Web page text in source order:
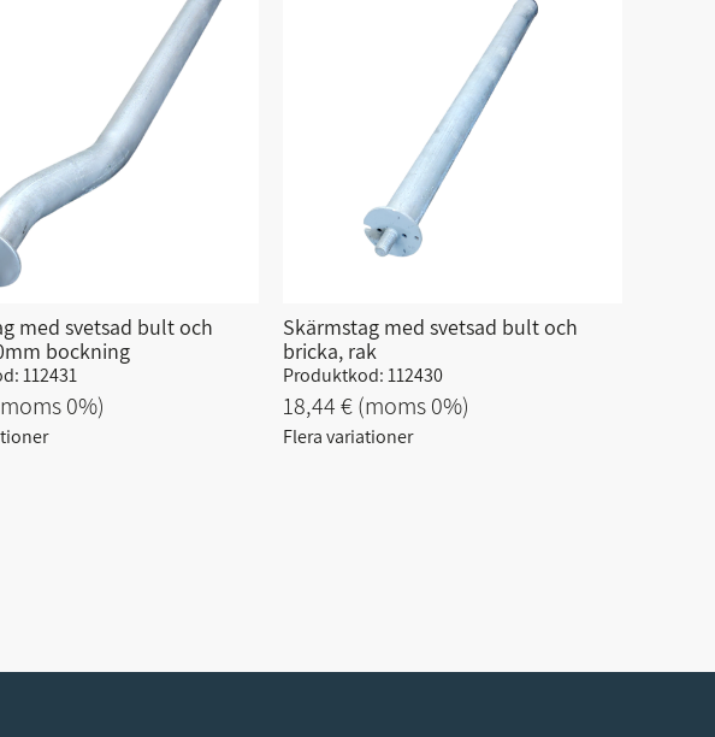
med svetsad bult och
bockning
112431
0%)
Skärmstag med svetsad bult och
bricka, rak
Produktkod: 112430
18,44 €(moms 0%)
Flera variationer